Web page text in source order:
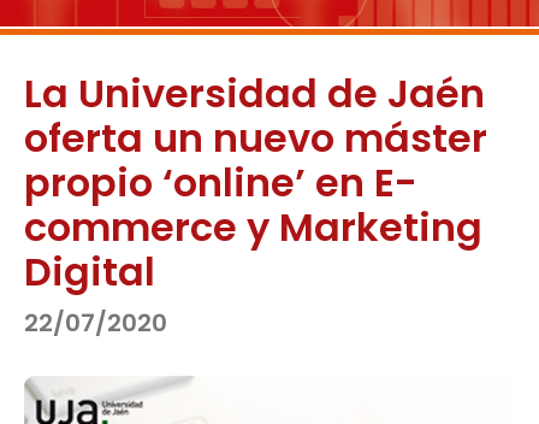
La Universidad de Jaén
oferta un nuevo máster
propio ‘online’ en E-
commerce y Marketing
Digital
22/07/2020